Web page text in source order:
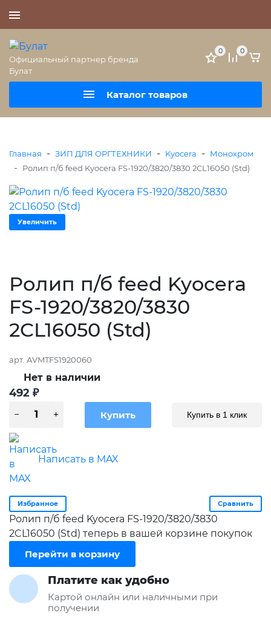
Официальный партнер бренда
Булат
Каталог товаров
0 0
Главная - ЗИП ДЛЯ ОРГТЕХНИКИ - Kyocera - Монохром
- Ролип п/б feed Kyocera FS-1920/3820/3830 2CL16050 (Std)
Увеличить
Ролип п/б feed Kyocera
FS-1920/3820/3830
2CL16050 (Std)
арт. AVMTFS1920060
Нет в наличии
492 ₽
Купить в 1 клик
Написать в MAX
Избранное Сравнить
Ролип п/б feed Kyocera FS-1920/3820/3830
2CL16050 (Std) теперь в вашей корзине покупок
Перейти в корзину
Платите как удобно
Картой онлайн или наличными при
получении